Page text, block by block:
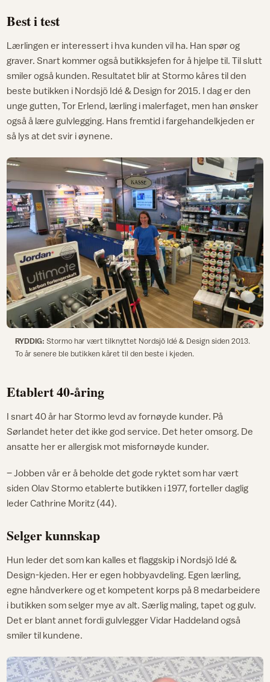
Best i test
Lærlingen er interessert i hva kunden vil ha. Han spør og
graver. Snart kommer også butikksjefen for å hjelpe til. Til slutt
smiler også kunden. Resultatet blir at Stormo kåres til den
beste butikken i Nordsjö Idé & Design for 2015. I dag er den
unge gutten, Tor Erlend, lærling i malerfaget, men han ønsker
også å lære gulvlegging. Hans fremtid i fargehandelkjeden er
så lys at det svir i øynene.
RYDDIG: Stormo har vært tilknyttet Nordsjö Idé & Design siden 2013.
To år senere ble butikken kåret til den beste i kjeden.
Etablert 40-åring
I snart 40 år har Stormo levd av fornøyde kunder. På
Sørlandet heter det ikke god service. Det heter omsorg. De
ansatte her er allergisk mot misfornøyde kunder.
– Jobben vår er å beholde det gode ryktet som har vært
siden Olav Stormo etablerte butikken i 1977, forteller daglig
leder Cathrine Moritz (44).
Selger kunnskap
Hun leder det som kan kalles et flaggskip i Nordsjö Idé &
Design-kjeden. Her er egen hobbyavdeling. Egen lærling,
egne håndverkere og et kompetent korps på 8 medarbeidere
i butikken som selger mye av alt. Særlig maling, tapet og gulv.
Det er blant annet fordi gulvlegger Vidar Haddeland også
smiler til kundene.